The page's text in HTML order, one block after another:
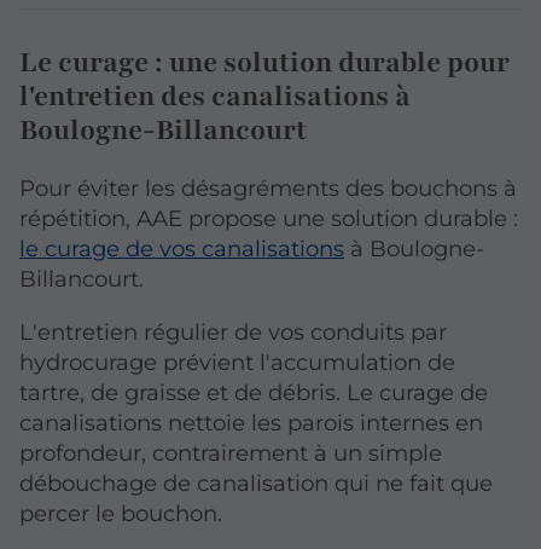
Le curage : une solution durable pour
l'entretien des canalisations à
Boulogne-Billancourt
Pour éviter les désagréments des bouchons à
répétition, AAE propose une solution durable :
le curage de vos canalisations à Boulogne-
Billancourt.
L'entretien régulier de vos conduits par
hydrocurage prévient l'accumulation de
tartre, de graisse et de débris. Le curage de
canalisations nettoie les parois internes en
profondeur, contrairement à un simple
débouchage de canalisation qui ne fait que
percer le bouchon.